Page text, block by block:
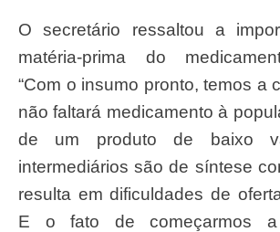
O secretário ressaltou a importância de ter
matéria-prima do
“Com o insumo pronto, temos a
não faltará medicamento à
de um produto de baixo
intermediários são de síntese
resulta em dificuldades de
E o fato de começarmos